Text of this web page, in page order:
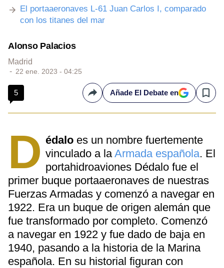
El portaaeronaves L-61 Juan Carlos I, comparado
con los titanes del mar
Alonso Palacios
Madrid
22 ene. 2023 - 04:25
5 CompartirAñade El Debate en Save
D édalo es un nombre fuertemente
vinculado a laArmada española. El
portahidroaviones Dédalo fue el
primer buque portaaeronaves de nuestras
Fuerzas Armadas y comenzó a navegar en
1922. Era un buque de origen alemán que
fue transformado por completo. Comenzó
a navegar en 1922 y fue dado de baja en
1940, pasando a la historia de la Marina
española. En su historial figuran con